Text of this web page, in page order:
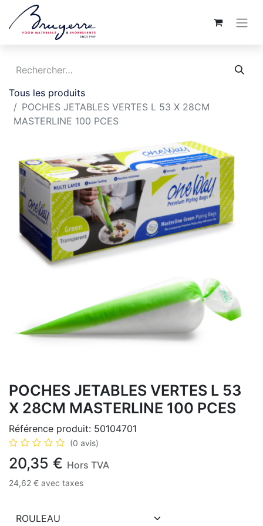
Tous les produits
POCHES JETABLES VERTES L 53 X 28CM
MASTERLINE 100 PCES
POCHES JETABLES VERTES L 53
X 28CM MASTERLINE 100 PCES
Référence produit: 50104701
(0 avis)
20,35 € Hors TVA
24,62 € avec taxes